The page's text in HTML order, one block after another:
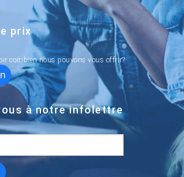
prix
combien nous pouvons vous offrir?
à notre infolettre